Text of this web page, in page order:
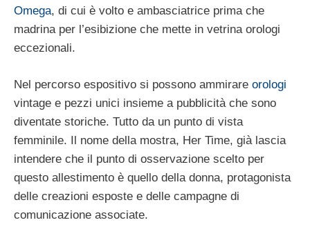
Omega, di cui è volto e ambasciatrice prima che
madrina per l’esibizione che mette in vetrina orologi
eccezionali.
Nel percorso espositivo si possono ammirare orologi
vintage e pezzi unici insieme a pubblicità che sono
diventate storiche. Tutto da un punto di vista
femminile. Il nome della mostra, Her Time, già lascia
intendere che il punto di osservazione scelto per
questo allestimento è quello della donna, protagonista
delle creazioni esposte e delle campagne di
comunicazione associate.